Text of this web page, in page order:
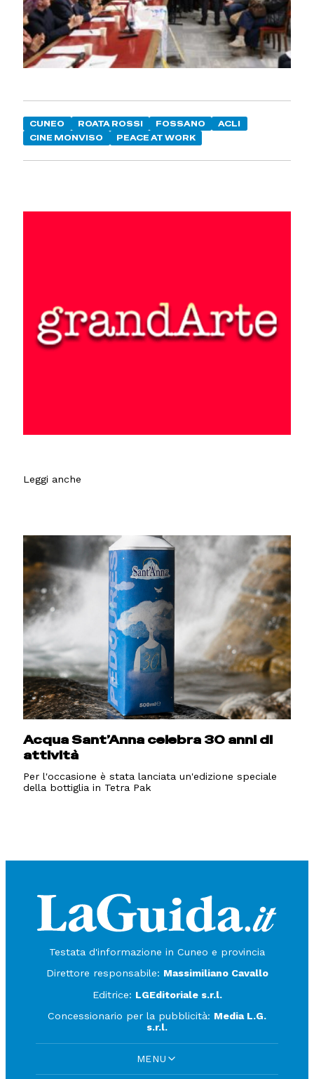
CUNEO ROATA ROSSI FOSSANO
ACLI
CINE MONVISO
PEACE AT WORK
Leggi anche
Acqua Sant’Anna celebra 30 anni di
attività
Per l'occasione è stata lanciata un'edizione speciale
della bottiglia in Tetra Pak
Testata d'informazione in Cuneo e provincia
Direttore responsabile: Massimiliano Cavallo
Editrice: LGEditoriale s.r.l.
Concessionario per la pubblicità: Media L.G.
s.r.l.
MENU